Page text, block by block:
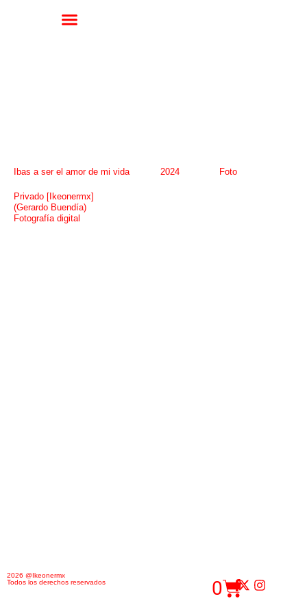
Ibas a ser el amor de mi vida
Privado [Ikeonermx]
(Gerardo Buendía)
Fotografía digital
2024 Foto
2026 @Ikeonermx
Todos los derechos reservados
0